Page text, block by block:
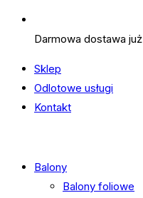
Darmowa dostawa już
Sklep
Odlotowe usługi
Kontakt
Balony
Balony foliowe